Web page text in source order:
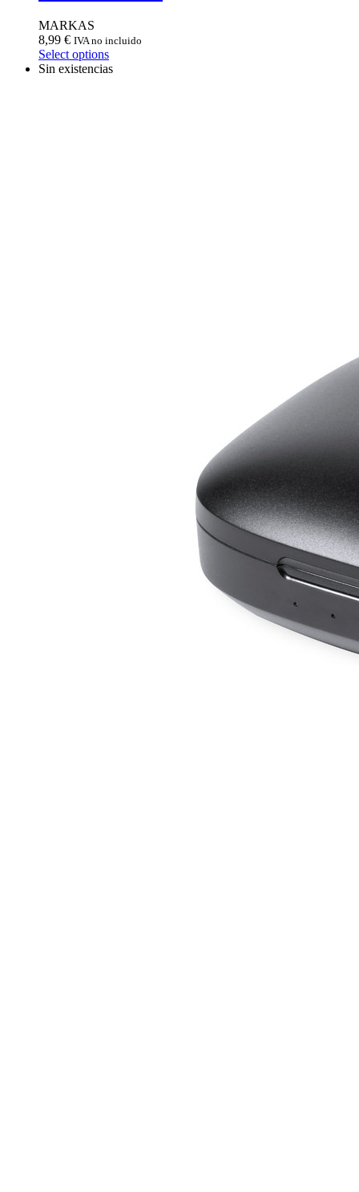
MARKAS
8,99 € IVA no incluido
Select options
Sin existencias